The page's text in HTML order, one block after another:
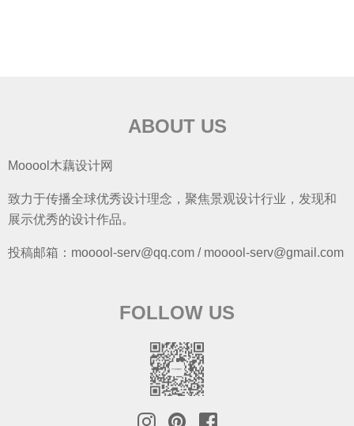
ABOUT US
Mooool木藕设计网
致力于传播全球优秀设计理念，聚焦景观设计行业，发现和
展示优秀的设计作品。
投稿邮箱：mooool-serv@qq.com / mooool-serv@gmail.com
FOLLOW US